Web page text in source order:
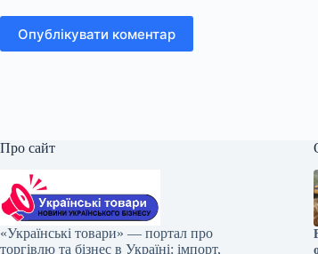
Опублікувати коментар
Про сайт
«Українські товари» — портал про
торгівлю та бізнес в Україні: імпорт,